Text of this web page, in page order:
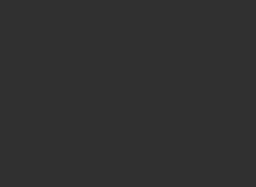
実用化の課題などを解説